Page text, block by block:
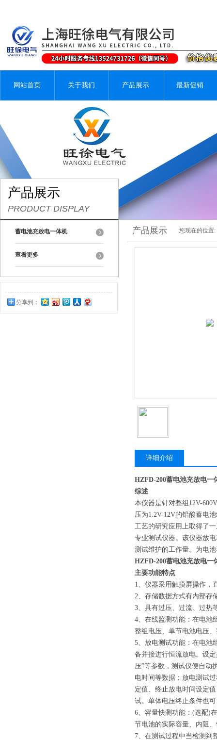
网站首页 关于我们 产品展示 最新促销
产品展示
PRODUCT DISPLAY
蓄电池充放电一体机
查看更多
分享到：
产品展示 您现在的位置:
详细介绍
HZFD-200蓄电池充放电一
综述
本仪器是针对整组12V-
压为1.2V-12V的铅酸蓄电
工艺的研究应用上取得了
专业测试仪器。该仪器放
测试维护的工作量。为电
HZFD-200蓄电池充放电一
主要功能特点
1、仪器采用触摸屏操作，
2、存储数据方式有内部存
3、具有过压、过流、过热
4、在线监测功能：在电池
整组电压、单节电池电压
5、放电测试功能：在电池
备并接进行恒流放电。设
压”等参数，测试仪便自动
电时间等数据；放电测试
定值、终止放电时间设定
试。单体电压终止条件也
6、容量快测功能：(选配)
节电池的实际容量、内阻
7、在测试过程中当检测到